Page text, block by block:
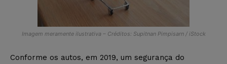
Imagem meramente ilustrativa – Créditos: Supitnan Pimpisarn / iStock
Conforme os autos, em 2019, um segurança do